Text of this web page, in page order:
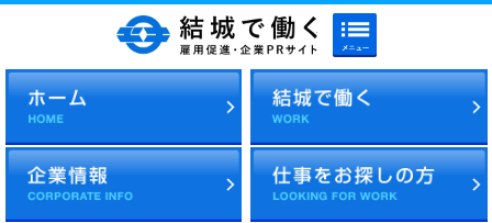
結城で働く 雇用促進・